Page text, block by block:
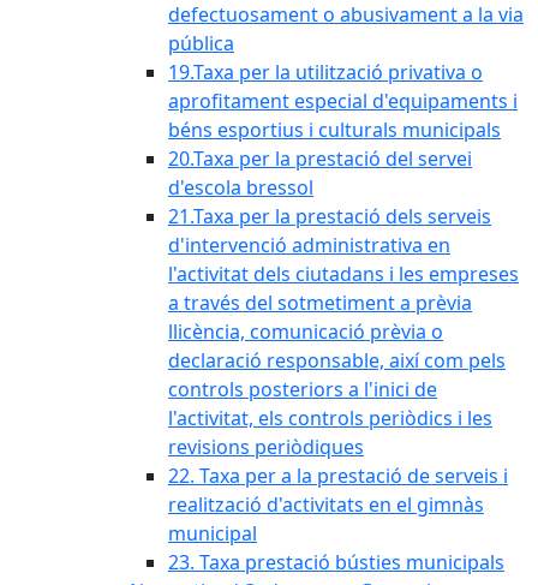
defectuosament o abusivament a la via
pública
19.Taxa per la utilització privativa o
aprofitament especial d'equipaments i
béns esportius i culturals municipals
20.Taxa per la prestació del servei
d'escola bressol
21.Taxa per la prestació dels serveis
d'intervenció administrativa en
l'activitat dels ciutadans i les empreses
a través del sotmetiment a prèvia
llicència, comunicació prèvia o
declaració responsable, així com pels
controls posteriors a l'inici de
l'activitat, els controls periòdics i les
revisions periòdiques
22. Taxa per a la prestació de serveis i
realització d'activitats en el gimnàs
municipal
23. Taxa prestació bústies municipals